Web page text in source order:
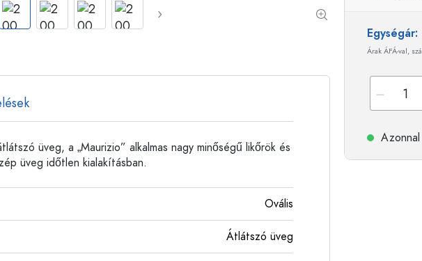
Műanyag palackok
Egységár:
Árak ÁFÁ-val,
üveg, a „Maurizio” alkalmas nagy minőségű likőrök és
üveg időtlen kialakításban.
Ovális
Átlátszó üveg